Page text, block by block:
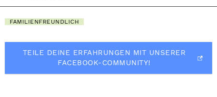
FAMILIENFREUNDLICH
TEILE DEINE ERFAHRUNGEN MIT UNSERER
FACEBOOK-COMMUNITY!